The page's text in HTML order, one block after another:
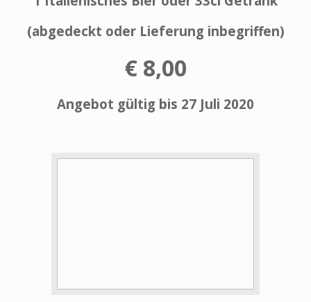
(abgedeckt oder Lieferung inbegriffen)
€ 8,00
Angebot gültig bis 27 Juli 2020